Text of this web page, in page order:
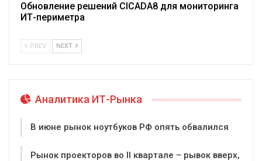
Обновление решений CICADA8 для мониторинга
ИТ-периметра
PREV NEXT
Аналитика ИТ-Рынка
В июне рынок ноутбуков РФ опять обвалился
Рынок проекторов во II квартале – рывок вверх,